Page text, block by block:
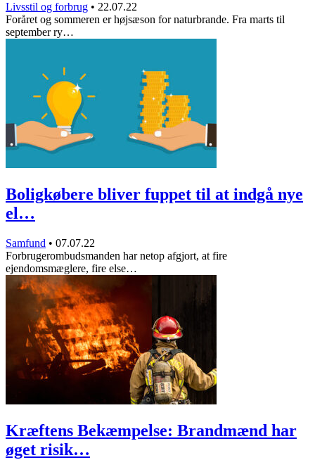
Livsstil og forbrug • 22.07.22
Foråret og sommeren er højsæson for naturbrande. Fra marts til
september ry…
Boligkøbere bliver fuppet til at indgå nye
el…
Samfund • 07.07.22
Forbrugerombudsmanden har netop afgjort, at fire
ejendomsmæglere, fire else…
Kræftens Bekæmpelse: Brandmænd har
øget risik…